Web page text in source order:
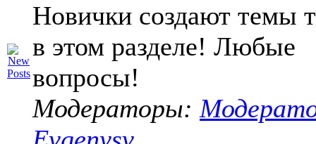
Новички создают темы
в этом разделе! Любые
вопросы!
Модераторы: